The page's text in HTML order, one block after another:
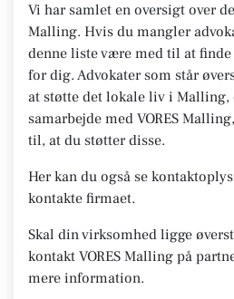
Vi har samlet en oversigt over
Malling. Hvis du mangler
denne liste være med til at
for dig. Advokater som står
at støtte det lokale liv i Malling,
samarbejde med VORES
til, at du støtter disse.
Her kan du også se
kontakte firmaet.
Skal din virksomhed ligge
kontakt VORES Malling på
mere information.